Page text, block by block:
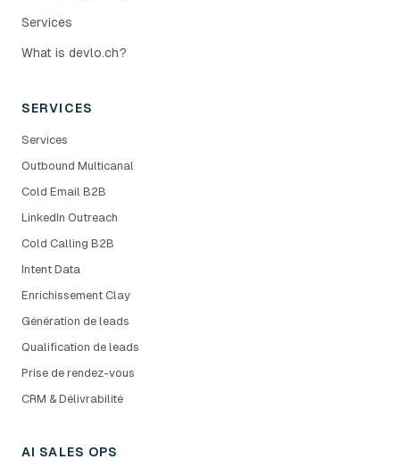
Services
What is devlo.ch?
SERVICES
Services
Outbound Multicanal
Cold Email B2B
LinkedIn Outreach
Cold Calling B2B
Intent Data
Enrichissement Clay
Génération de leads
Qualification de leads
Prise de rendez-vous
CRM & Délivrabilité
AI SALES OPS